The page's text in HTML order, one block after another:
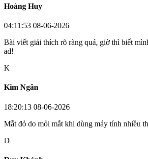
Hoàng Huy
04:11:53 08-06-2026
Bài viết giải thích rõ ràng quá, giờ thì biết
ad!
K
Kim Ngân
18:20:13 08-06-2026
Mắt đỏ do mỏi mắt khi dùng máy tính nhiều
D